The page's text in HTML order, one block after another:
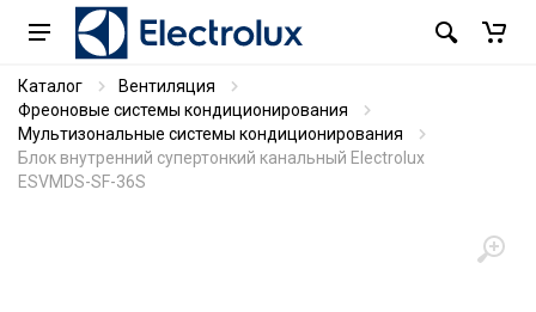
Каталог
Вентиляция
Фреоновые системы кондиционирования
Мультизональные системы кондиционирования
Блок внутренний супертонкий канальный Electrolux
ESVMDS-SF-36S